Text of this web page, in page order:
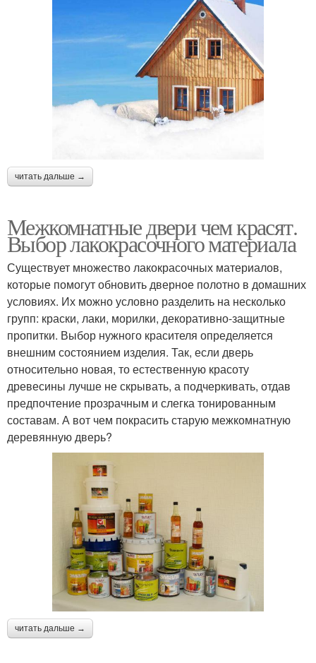
читать дальше →
Межкомнатные двери чем красят.
Выбор лакокрасочного материала
Существует множество лакокрасочных материалов,
которые помогут обновить дверное полотно в домашних
условиях. Их можно условно разделить на несколько
групп: краски, лаки, морилки, декоративно-защитные
пропитки. Выбор нужного красителя определяется
внешним состоянием изделия. Так, если дверь
относительно новая, то естественную красоту
древесины лучше не скрывать, а подчеркивать, отдав
предпочтение прозрачным и слегка тонированным
составам. А вот чем покрасить старую межкомнатную
деревянную дверь?
читать дальше →